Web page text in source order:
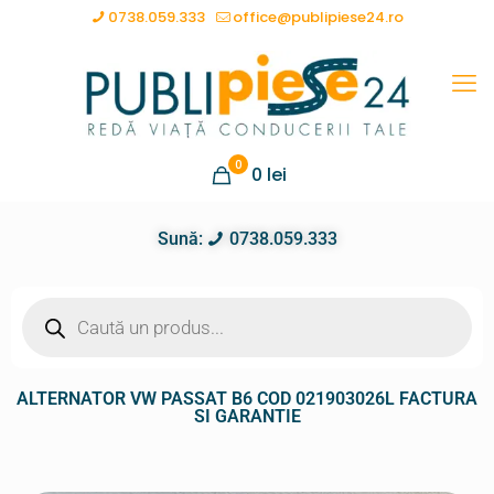
0738.059.333 office@publipiese24.ro
0 0 lei
Sună: 0738.059.333
ALTERNATOR VW PASSAT B6 COD 021903026L FACTURA
SI GARANTIE